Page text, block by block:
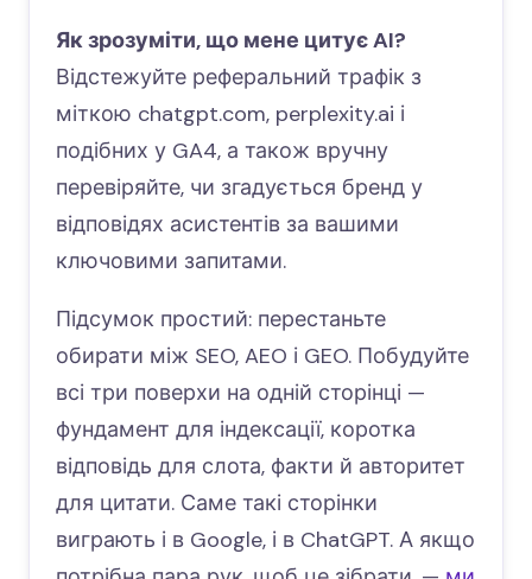
Як зрозуміти, що мене цитує AI?
Відстежуйте реферальний трафік з
міткою chatgpt.com, perplexity.ai і
подібних у GA4, а також вручну
перевіряйте, чи згадується бренд у
відповідях асистентів за вашими
ключовими запитами.
Підсумок простий: перестаньте
обирати між SEO, AEO і GEO. Побудуйте
всі три поверхи на одній сторінці —
фундамент для індексації, коротка
відповідь для слота, факти й авторитет
для цитати. Саме такі сторінки
виграють і в Google, і в ChatGPT. А якщо